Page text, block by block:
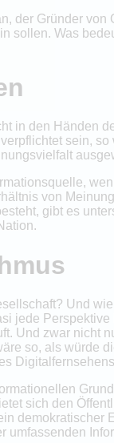
der Gründer von
Was
in den Händen
sein,
von
gibt es
Und
jede
Und zwar nicht
so, als würde
sich den